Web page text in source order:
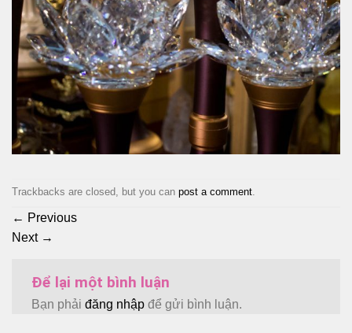
Trackbacks are closed, but you can post a comment.
← Previous
Next →
Để lại một bình luận
Bạn phải đăng nhập để gửi bình luận.